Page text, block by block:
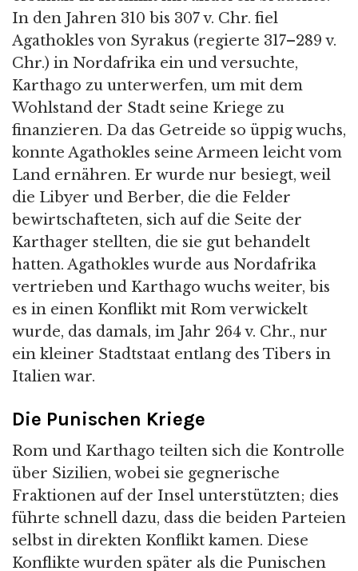
In den Jahren 310 bis 307 v. Chr. fiel
Agathokles von Syrakus (regierte 317–289 v.
Chr.) in Nordafrika ein und versuchte,
Karthago zu unterwerfen, um mit dem
Wohlstand der Stadt seine Kriege zu
finanzieren. Da das Getreide so üppig wuchs,
konnte Agathokles seine Armeen leicht vom
Land ernähren. Er wurde nur besiegt, weil
die Libyer und Berber, die die Felder
bewirtschafteten, sich auf die Seite der
Karthager stellten, die sie gut behandelt
hatten. Agathokles wurde aus Nordafrika
vertrieben und Karthago wuchs weiter, bis
es in einen Konflikt mit Rom verwickelt
wurde, das damals, im Jahr 264 v. Chr., nur
ein kleiner Stadtstaat entlang des Tibers in
Italien war.
Die Punischen Kriege
Rom und Karthago teilten sich die Kontrolle
über Sizilien, wobei sie gegnerische
Fraktionen auf der Insel unterstützten; dies
führte schnell dazu, dass die beiden Parteien
selbst in direkten Konflikt kamen. Diese
Konflikte wurden später als die Punischen